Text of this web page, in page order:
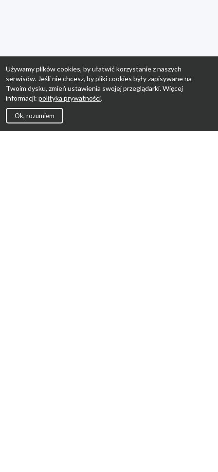
Używamy plików cookies, by ułatwić korzystanie z naszych
serwisów. Jeśli nie chcesz, by pliki cookies były zapisywane na
Twoim dysku, zmień ustawienia swojej przeglądarki. Więcej
informacji: polityka prywatności.
Ok, rozumiem